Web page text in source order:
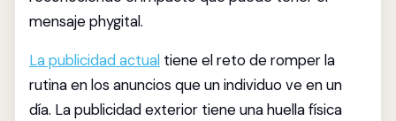
mensaje phygital.
La publicidad actual tiene el reto de romper la
rutina en los anuncios que un individuo ve en un
día. La publicidad exterior tiene una huella física